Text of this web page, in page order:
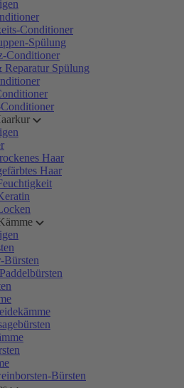
Conditioner
Spülung
Conditioner
Spülung
Haar
Haar
Bürsten
Bürsten